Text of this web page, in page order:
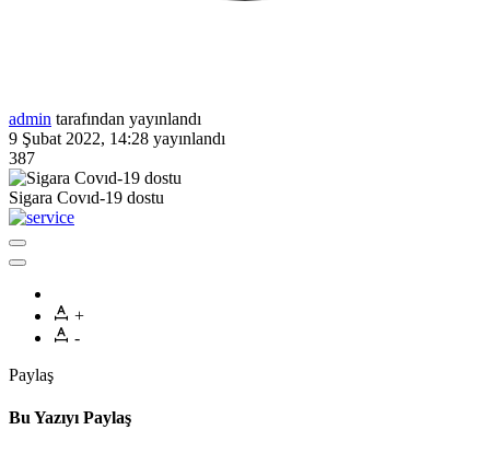
admin tarafından yayınlandı
9 Şubat 2022, 14:28 yayınlandı
387
Sigara Covıd-19 dostu
+
-
Paylaş
Bu Yazıyı Paylaş